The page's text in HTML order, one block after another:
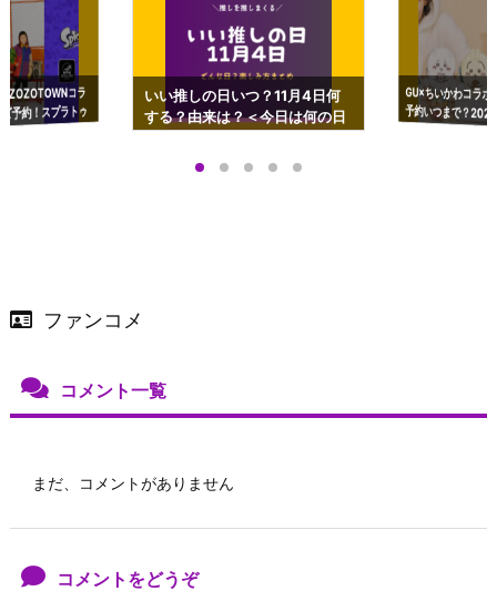
コラ
予約！スプラトゥ
ップも渋谷Hz
いい推しの日いつ？11月4日何
する？由来は？＜今日は何の日
＞
GU×ちいかわコラ
予約いつまで？
ーチやショルダー
ファンコメ
コメント一覧
まだ、コメントがありません
コメントをどうぞ